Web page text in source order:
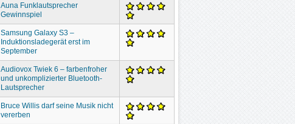
Auna Funklautsprecher
Gewinnspiel
Samsung Galaxy S3 –
Induktionsladegerät erst im
September
Audiovox Twiek 6 – farbenfroher
und unkomplizierter Bluetooth-
Lautsprecher
Bruce Willis darf seine Musik nicht
vererben